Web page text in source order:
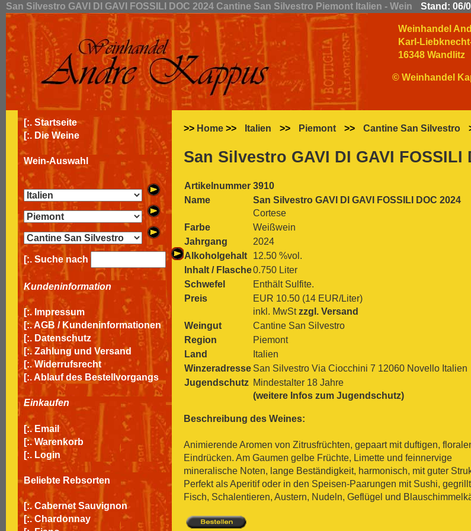
San Silvestro GAVI DI GAVI FOSSILI DOC 2024 Cantine San Silvestro Piemont Italien - Wein Stand: 06/
Weinhandel
Karl-
16348 Wandlitz
© Weinhandel
[:. Startseite
[:. Die Weine
Wein-Auswahl
[:. Suche nach
Kundeninformation
[:. Impressum
[:.AGB / Kundeninformationen
[:. Datenschutz
[:. Zahlung und Versand
[:. Widerrufsrecht
[:.Ablauf des Bestellvorgangs
Einkaufen
[:. Email
[:. Warenkorb
[:. Login
Beliebte Rebsorten
[:. Cabernet Sauvignon
[:. Chardonnay
>> Home >> Italien >> Piemont >> Cantine San Silvestro
San Silvestro GAVI DI GAVI FOSSILI
Artikelnummer 3910
Name
San Silvestro GAVI DI GAVI FOSSILI DOC 2024
Cortese
Farbe
Weißwein
Jahrgang
2024
Alkoholgehalt
12.50 %vol.
Inhalt / Flasche0.750 Liter
Schwefel
Enthält Sulfite.
Preis
EUR 10.50 (14 EUR/Liter)
inkl. MwStzzgl. Versand
Weingut
Cantine San Silvestro
Region
Piemont
Land
Italien
Winzeradresse San Silvestro Via Ciocchini 7 12060 Novello Italien
Jugendschutz Mindestalter 18 Jahre
(weitere Infos zum Jugendschutz)
Beschreibung des Weines:
Animierende Aromen von Zitrusfrüchten, gepaart mit duftigen,
Eindrücken. Am Gaumen gelbe Früchte, Limette und feinnervige
mineralische Noten, lange Beständigkeit, harmonisch, mit guter
Perfekt als Aperitif oder in den Speisen-Paarungen mit Sushi,
Fisch, Schalentieren, Austern, Nudeln, Geflügel und